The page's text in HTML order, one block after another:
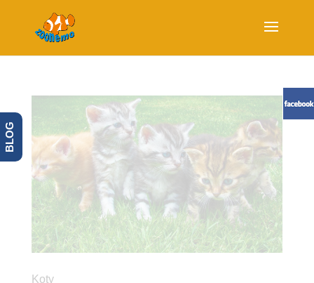
Koty
BLOG